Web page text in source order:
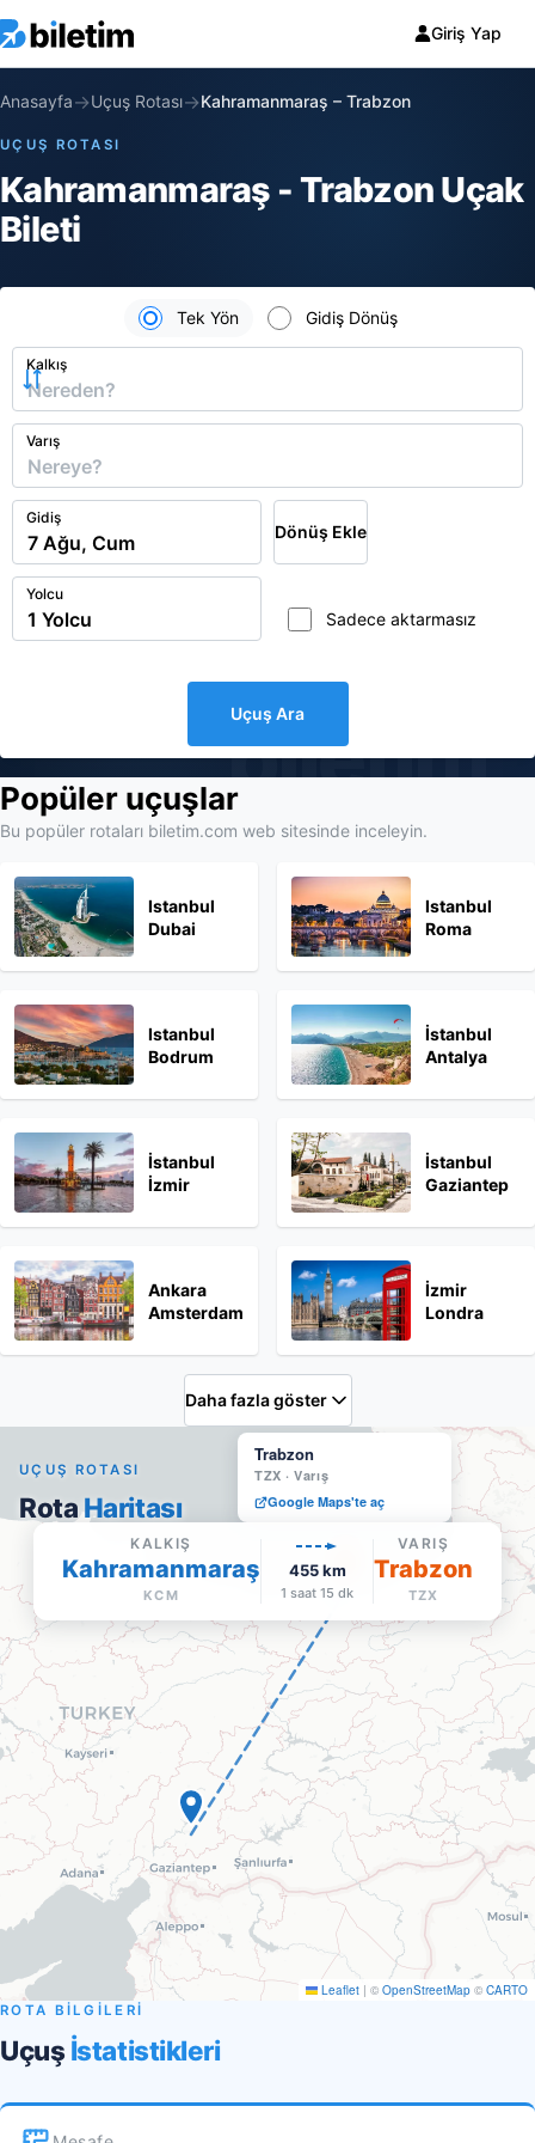
Giriş Yap
biletim
Anasayfa→Uçuş Rotası→Kahramanmaraş – Trabzon
UÇUŞ ROTASI
Kahramanmaraş - Trabzon Uçak
Bileti
Tek Yön Gidiş Dönüş
Kalkış
Varış
Gidiş
Dönüş Ekle
Yolcu
Sadece aktarmasız
Uçuş Ara
Popüler uçuşlar
Bu popüler rotaları biletim.com web sitesinde inceleyin.
Istanbul
Dubai
Istanbul
Roma
Istanbul
Bodrum
İstanbul
Antalya
İstanbul
İzmir
İstanbul
Gaziantep
Ankara
Amsterdam
İzmir
Londra
Daha fazla göster
Trabzon
TZX ·Varış
Google Maps'te aç
Leaflet | © OpenStreetMap © CARTO
UÇUŞ ROTASI
RotaHaritası
KALKIŞ
Kahramanmaraş
KCM
455km
1 saat 15 dk
VARIŞ
Trabzon
TZX
ROTA BİLGİLERİ
Uçuş İstatistikleri